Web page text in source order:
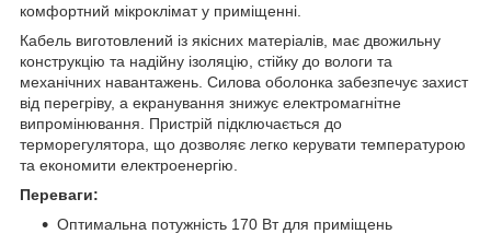
комфортний мікроклімат у приміщенні.
Кабель виготовлений із якісних матеріалів, має двожильну
конструкцію та надійну ізоляцію, стійку до вологи та
механічних навантажень. Силова оболонка забезпечує захист
від перегріву, а екранування знижує електромагнітне
випромінювання. Пристрій підключається до
терморегулятора, що дозволяє легко керувати температурою
та економити електроенергію.
Переваги:
Оптимальна потужність 170 Вт для приміщень